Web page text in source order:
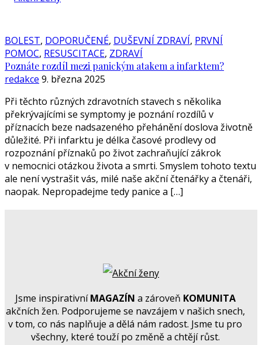
BOLEST, DOPORUČENÉ, DUŠEVNÍ ZDRAVÍ, PRVNÍ
POMOC, RESUSCITACE, ZDRAVÍ
Poznáte rozdíl mezi panickým atakem a infarktem?
redakce 9. března 2025
Při těchto různých zdravotních stavech s několika
překrývajícími se symptomy je poznání rozdílů v
příznacích beze nadsazeného přehánění doslova životně
důležité. Při infarktu je délka časové prodlevy od
rozpoznání příznaků po život zachraňující zákrok
v nemocnici otázkou života a smrti. Smyslem tohoto textu
ale není vystrašit vás, milé naše akční čtenářky a čtenáři,
naopak. Nepropadejme tedy panice a […]
Jsme inspirativníMAGAZÍN a zároveň KOMUNITA
akčních žen. Podporujeme se navzájem v našich snech,
v tom, co nás naplňuje a dělá nám radost. Jsme tu pro
všechny, které touží po změně a chtějí růst.